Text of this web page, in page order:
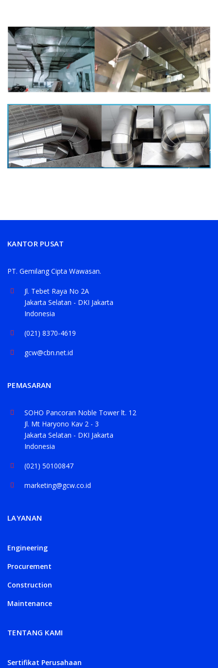
KANTOR PUSAT
PT. Gemilang Cipta Wawasan.
Jl. Tebet Raya No 2A
Jakarta Selatan - DKI Jakarta
Indonesia
(021) 8370-4619
gcw@cbn.net.id
PEMASARAN
SOHO Pancoran Noble Tower lt. 12
Jl. Mt Haryono Kav 2 - 3
Jakarta Selatan - DKI Jakarta
Indonesia
(021) 50100847
marketing@gcw.co.id
LAYANAN
Engineering
Procurement
Construction
Maintenance
TENTANG KAMI
Sertifikat Perusahaan